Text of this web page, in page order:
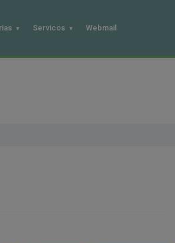
Servicos Webmail